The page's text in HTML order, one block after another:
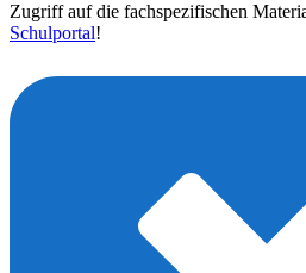
Zugriff auf die fachspezifischen
Schulportal!